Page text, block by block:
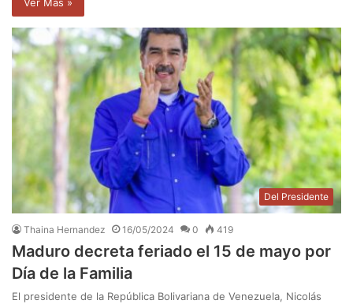
Del Presidente
Thaina Hernandez 16/05/2024 0 419
Maduro decreta feriado el 15 de mayo por
Día de la Familia
El presidente de la República Bolivariana de Venezuela, Nicolás